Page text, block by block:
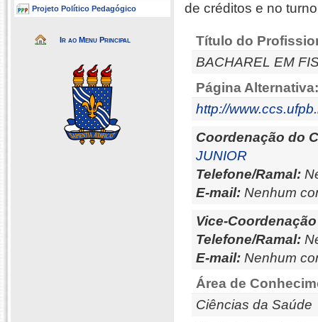
Projeto Político Pedagógico
Ir ao Menu Principal
de créditos e no
Título do
BACHAREL EM
Página Alternativa:
http://
Coordenação do
JUNIOR
Telefone/Ramal:
E-mail: Nenhum
Vice-
Telefone/Ramal:
E-mail: Nenhum
Área de
Ciências da Saúde